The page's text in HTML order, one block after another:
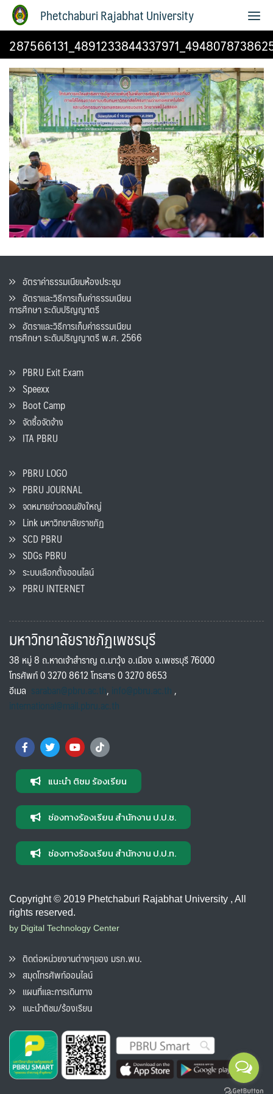
Phetchaburi Rajabhat University
อัตราค่าธรรมเนียมห้องประชุม
อัตราและวิธีการเก็บค่าธรรมเนียน
การศึกษา ระดับปริญญาตรี
อัตราและวิธีการเก็บค่าธรรมเนียน
การศึกษา ระดับปริญญาตรี พ.ศ. 2566
PBRU Exit Exam
Speexx
Boot Camp
จัดซื้อจัดจ้าง
ITA PBRU
PBRU LOGO
PBRU JOURNAL
จดหมายข่าวดอนขังใหญ่
Link มหาวิทยาลัยราชภัฏ
SCD PBRU
SDGs PBRU
ระบบเลือกตั้งออนไลน์
PBRU INTERNET
มหาวิทยาลัยราชภัฏเพชรบุรี
38 หมู่ 8 ถ.หาดเจ้าสำราญ ต.นาวุ้ง อ.เมือง จ.เพชรบุรี 76000
โทรศัพท์ 0 3270 8612 โทรสาร 0 3270 8653
อีเมล saraban@pbru.ac.th, info@pbru.ac.th,
international@mail.pbru.ac.th
แนะนำ ติชม ร้องเรียน
ช่องทางร้องเรียน สำนักงาน ป.ป.ช.
ช่องทางร้องเรียน สำนักงาน ป.ป.ท.
Copyright © 2019 Phetchaburi Rajabhat University , All
rights reserved.
by Digital Technology Center
ติดต่อหน่วยงานต่างๆของ มรภ.พบ.
สมุดโทรศัพท์ออนไลน์
แผนที่และการเดินทาง
แนะนำติชม/ร้องเรียน